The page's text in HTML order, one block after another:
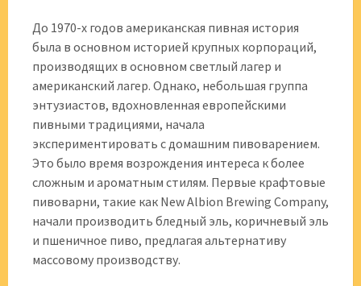
До 1970-х годов американская пивная история
была в основном историей крупных корпораций,
производящих в основном светлый лагер и
американский лагер. Однако, небольшая группа
энтузиастов, вдохновленная европейскими
пивными традициями, начала
экспериментировать с домашним пивоварением.
Это было время возрождения интереса к более
сложным и ароматным стилям. Первые крафтовые
пивоварни, такие как New Albion Brewing Company,
начали производить бледный эль, коричневый эль
и пшеничное пиво, предлагая альтернативу
массовому производству.